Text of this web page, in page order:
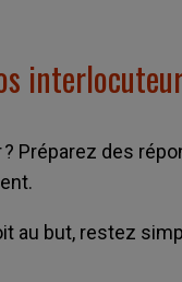
Préparez des
au but, restez